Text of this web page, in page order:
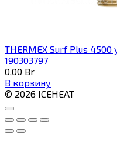
THERMEX Surf Plus
190303797
0,00 Br
В корзину
© 2026 ICEHEAT